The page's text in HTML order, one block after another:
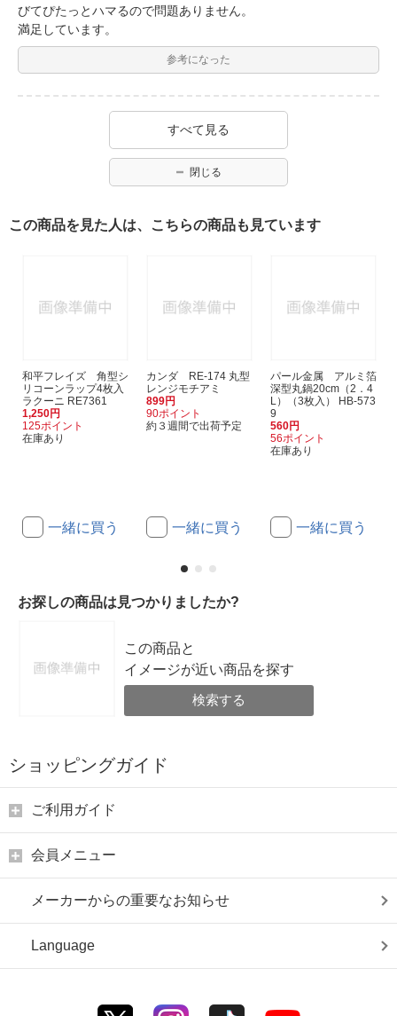
びてぴたっとハマるので問題ありません。
満足しています。
参考になった
すべて見る
閉じる
この商品を見た人は、こちらの商品も見ています
和平フレイズ 角型シ
リコーンラップ4枚入
ラクーニ RE7361
1,250円
125ポイント
在庫あり
一緒に買う
カンダ RE-174 丸型
レンジモチアミ
899円
90ポイント
約３週間で出荷予定
一緒に買う
パール金属 アルミ箔
深型丸鍋20cm（2．4
L）（3枚入） HB-573
9
560円
56ポイント
在庫あり
一緒に買う
お探しの商品は見つかりましたか?
この商品と
イメージが近い商品を探す
検索する
ショッピングガイド
ご利用ガイド
会員メニュー
メーカーからの重要なお知らせ
Language